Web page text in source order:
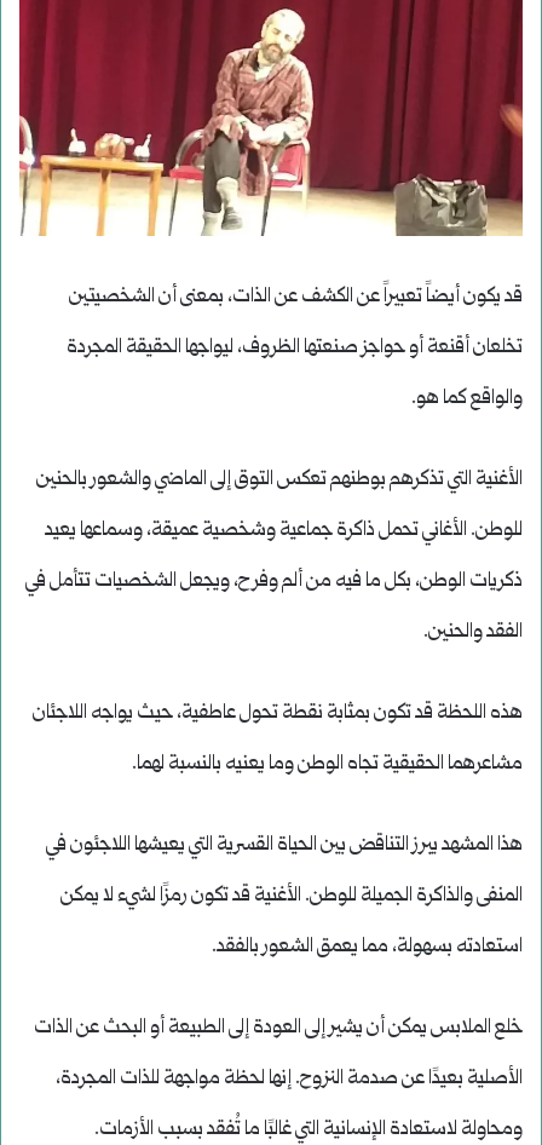
قد يكون أيضاً تعبيراً عن الكشف عن الذات، بمعنى أن الشخصيتين
تخلعان أقنعة أو حواجز صنعتها الظروف، ليواجها الحقيقة المجردة
والواقع كما هو.
الأغنية التي تذكرهم بوطنهم تعكس التوق إلى الماضي والشعور بالحنين
للوطن. الأغاني تحمل ذاكرة جماعية وشخصية عميقة، وسماعها يعيد
ذكريات الوطن، بكل ما فيه من ألم وفرح، ويجعل الشخصيات تتأمل في
الفقد والحنين.
هذه اللحظة قد تكون بمثابة نقطة تحول عاطفية، حيث يواجه اللاجئان
مشاعرهما الحقيقية تجاه الوطن وما يعنيه بالنسبة لهما.
هذا المشهد يبرز التناقض بين الحياة القسرية التي يعيشها اللاجئون في
المنفى والذاكرة الجميلة للوطن. الأغنية قد تكون رمزًا لشيء لا يمكن
استعادته بسهولة، مما يعمق الشعور بالفقد.
خلع الملابس يمكن أن يشير إلى العودة إلى الطبيعة أو البحث عن الذات
الأصلية بعيدًا عن صدمة النزوح. إنها لحظة مواجهة للذات المجردة،
ومحاولة لاستعادة الإنسانية التي غالبًا ما تُفقد بسبب الأزمات.